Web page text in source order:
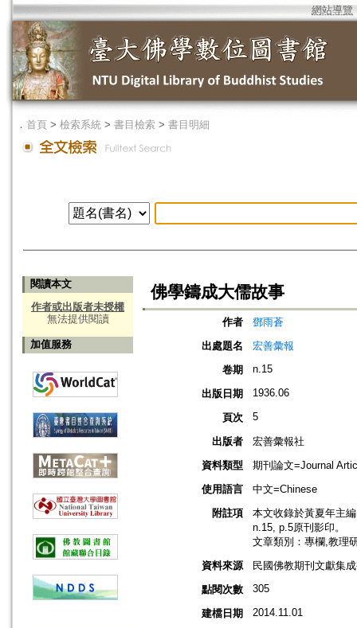
網站導覽
． 首頁 > 檢索系統 > 書目檢索 > 書目明細
閱讀本文
作者或出版者未授權
無法提供閱讀
加值服務
佛學鑄成大儒故事
作者
鄧雨蒼
出處題名
宏善彙報
卷期
n.15
出版日期 1936.06
頁次 5
出版者
宏善彙報社
資料類型
期刊論文=Journal
使用語言
中文=Chinese
附註項
本文收錄於黃夏年主
n.15, p.5原刊影印。
文章類別：專欄,教理
資料來源
民國佛教期刊文獻集
點閱次數
305
建檔日期 2014.11.01